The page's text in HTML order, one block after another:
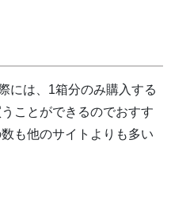
には、1箱分のみ購入する
ことができるのでおすす
も他のサイトよりも多い